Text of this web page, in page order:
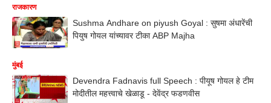
राजकारण
Sushma Andhare on piyush Goyal : सुषमा अंधारेंची
पियुष गोयल यांच्यावर टीका ABP Majha
मुंबई
Devendra Fadnavis full Speech : पीयूष गोयल हे टीम
मोदीतील महत्त्वाचे खेळाडू - देवेंद्र फडणवीस